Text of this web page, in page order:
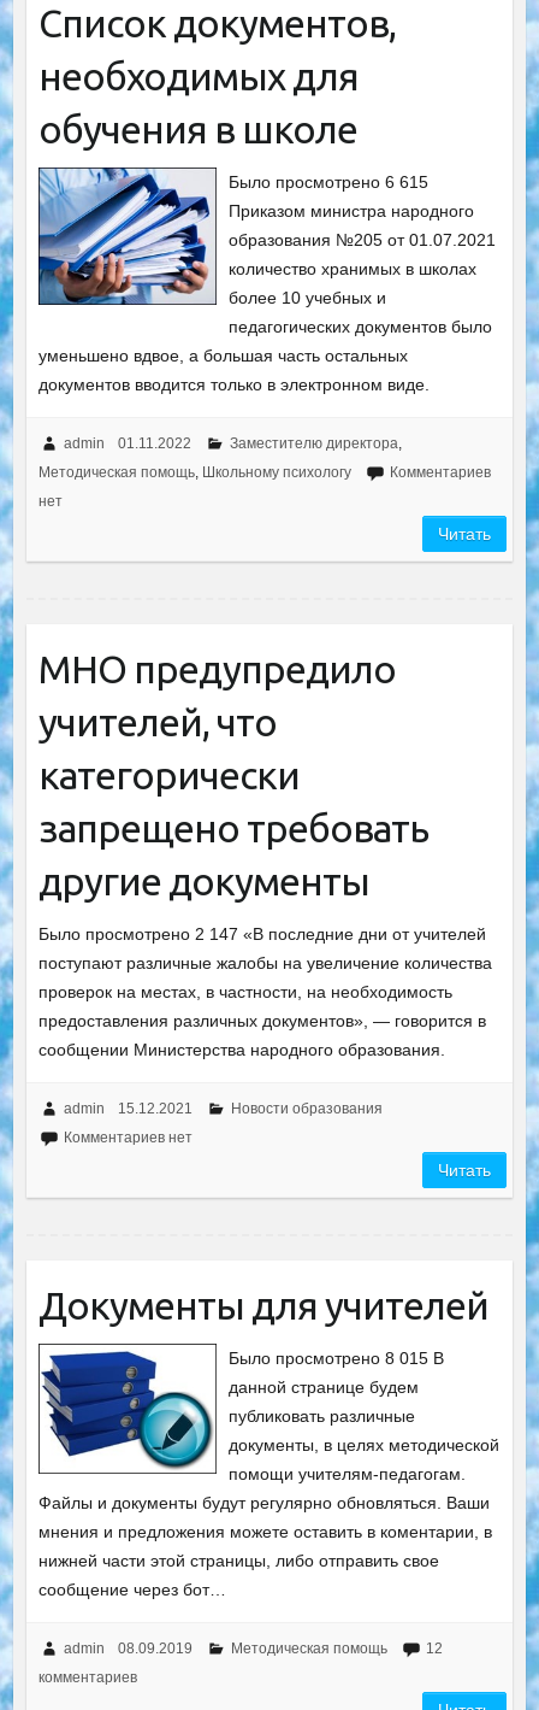
Список документов,
необходимых для
обучения в школе
Было просмотрено 6 615
Приказом министра народного
образования №205 от 01.07.2021
количество хранимых в школах
более 10 учебных и
педагогических документов было
уменьшено вдвое, а большая часть остальных
документов вводится только в электронном виде.
admin 01.11.2022 Заместителю директора,
Методическая помощь, Школьному психологу
Комментариев
нет
Читать
МНО предупредило
учителей, что
категорически
запрещено требовать
другие документы
Было просмотрено 2 147 «В последние дни от учителей
поступают различные жалобы на увеличение количества
проверок на местах, в частности, на необходимость
предоставления различных документов», — говорится в
сообщении Министерства народного образования.
admin 15.12.2021
Новости образования
Комментариев нет
Читать
Документы для учителей
Было просмотрено 8 015 В
данной странице будем
публиковать различные
документы, в целях методической
помощи учителям-педагогам.
Файлы и документы будут регулярно обновляться. Ваши
мнения и предложения можете оставить в коментарии, в
нижней части этой страницы, либо отправить свое
сообщение через бот…
admin 08.09.2019 Методическая помощь
12
комментариев